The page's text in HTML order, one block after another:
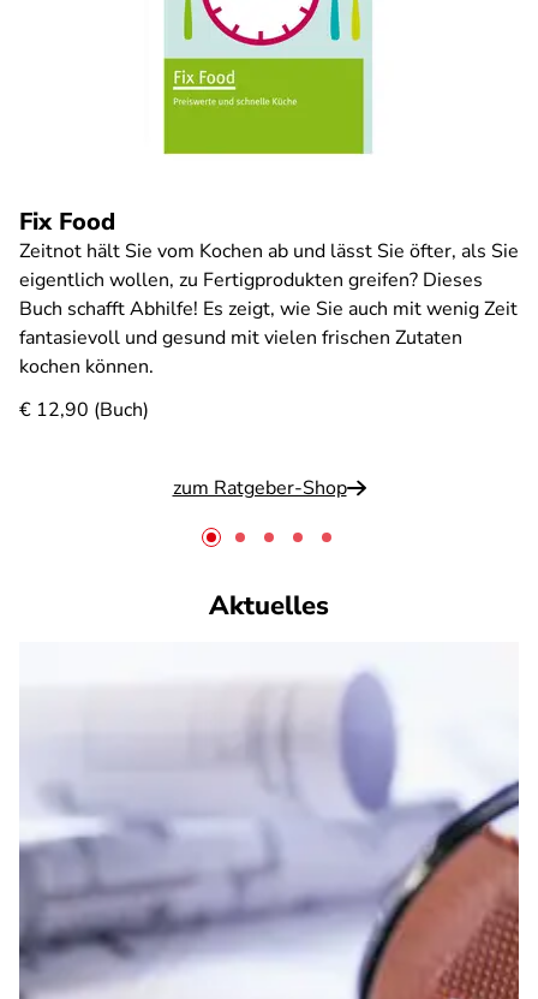
Fix Food
Zeitnot hält Sie vom Kochen ab und lässt Sie öfter, als Sie
eigentlich wollen, zu Fertigprodukten greifen? Dieses
Buch schafft Abhilfe! Es zeigt, wie Sie auch mit wenig Zeit
fantasievoll und gesund mit vielen frischen Zutaten
kochen können.
€ 12,90 (Buch)
zum Ratgeber-Shop
Aktuelles